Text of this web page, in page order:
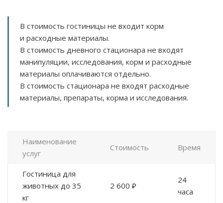
В стоимость гостиницы не входит корм
и расходные материалы.
В стоимость дневного стационара не входят
манипуляции, исследования, корм и расходные
материалы оплачиваются отдельно.
В стоимость стационара не входят расходные
материалы, препараты, корма и исследования.
Наименование
услуг
Стоимость Время
Гостиница для
животных до 35
кг
2 600 ₽
24
часа